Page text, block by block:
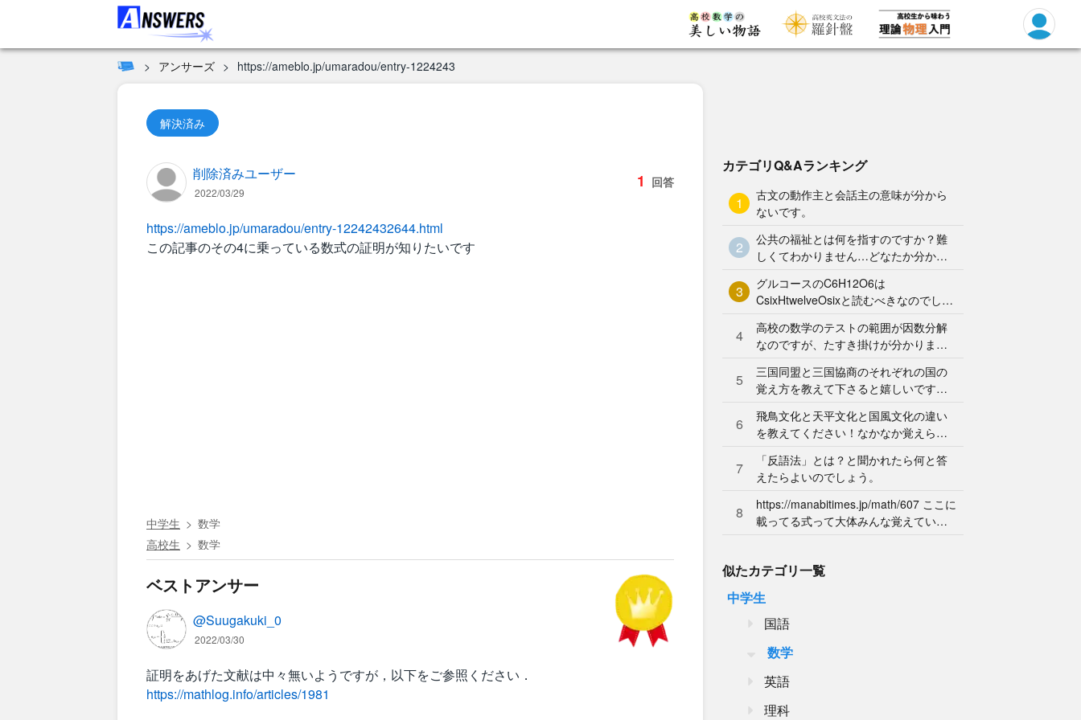
アンサーズ https://ameblo.jp/umaradou/entry-1224243
解決済み
削除済みユーザー
2022/03/29
1 回答
https://ameblo.jp/umaradou/entry-12242432644.html
この記事のその4に乗っている数式の証明が知りたいです
中学生
数学
高校生
数学
ベストアンサー
@Suugakuki_0
2022/03/30
証明をあげた文献は中々無いようですが，以下をご参照ください．
https://mathlog.info/articles/1981
カテゴリQ&Aランキング
1
古文の動作主と会話主の意味が分から
ないです。
2
公共の福祉とは何を指すのですか？難
しくてわかりません…どなたか分かり
3
グルコースのC6H12O6は
CsixHtwelveOsixと読むべきなのでしょ
く と
4
高校の数学のテストの範囲が因数分解
なのですが、たすき掛けが分かりませ
5
三国同盟と三国協商のそれぞれの国の
覚え方を教えて下さると嬉しいです。
6
飛鳥文化と天平文化と国風文化の違い
を教えてください！なかなか覚えられ
7
「反語法」とは？と聞かれたら何と答
えたらよいのでしょう。
8
https://manabitimes.jp/math/607 ここに
載ってる式って大体みんな覚えている
似たカテゴリ一覧
中学生
国語
数学
英語
理科